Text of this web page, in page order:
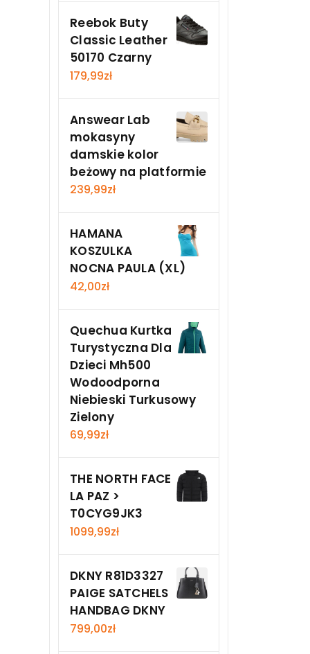
Reebok Buty
Classic Leather
50170 Czarny
179,99zł
Answear Lab
mokasyny
damskie kolor
beżowy na platformie
239,99zł
HAMANA
KOSZULKA
NOCNA PAULA (XL)
42,00zł
Quechua Kurtka
Turystyczna Dla
Dzieci Mh500
Wodoodporna
Niebieski Turkusowy
Zielony
69,99zł
THE NORTH FACE
LA PAZ >
T0CYG9JK3
1099,99zł
DKNY R81D3327
PAIGE SATCHELS
HANDBAG DKNY
799,00zł